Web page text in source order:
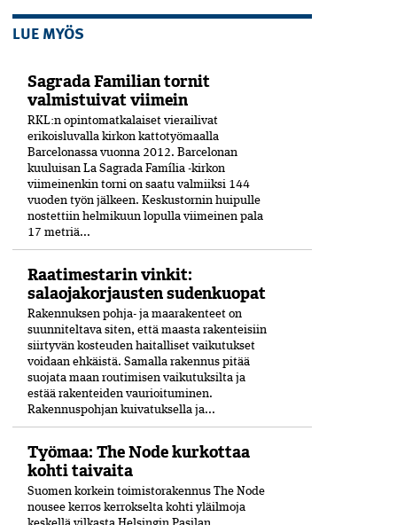
LUE MYÖS
Sagrada Familian tornit
valmistuivat viimein
RKL:n opintomatkalaiset vierailivat
erikoisluvalla kirkon kattotyömaalla
Barcelonassa vuonna 2012. Barcelonan
kuuluisan La Sagrada Família -kirkon
viimeinenkin torni on saatu valmiiksi­ 144
vuoden työn jälkeen. Keskustornin huipulle
nostettiin helmikuun lopulla viimeinen pala
17 metriä...
Raatimestarin vinkit:
salaojakorjausten sudenkuopat
Rakennuksen pohja- ja maarakenteet on
suunniteltava siten, että maasta rakenteisiin
siirtyvän kosteuden haitalliset vaikutukset
voidaan ehkäistä. Samalla rakennus pitää
suojata maan routimisen vaikutuksilta ja
estää rakenteiden vaurioituminen.
Rakennuspohjan kuivatuksella ja...
Työmaa: The Node kurkottaa
kohti taivaita
Suomen korkein toimistorakennus The Node
nousee kerros kerrokselta kohti yläilmoja